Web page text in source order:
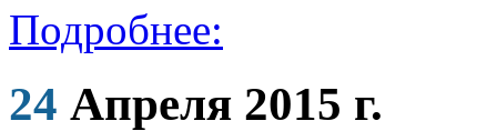
Подробнее:
24 Апреля 2015 г.